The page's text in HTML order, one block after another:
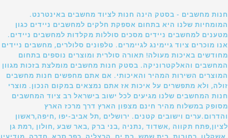
חנות מחשבים - בסטק הינה חנות לציוד מחשבים באינטרנט.
המומחיות שלנו היא בתחום אספקת חלקים למחשבים ניידים כגון
מטענים למחשבים ניידים מסכים סוללות מקלדות למחשבים ניידים.
אנו מוכרים ציוד גיימינג לגיימרים. טלפונים סלולרים, מחשבים ניידים
מחודשים באיכות מעולה! תאורה סולרית ומוצרים נוספים בתחום
המחשבים והאלקטרוניקה. בסטק חנות מחשבים מומלצת בזכות מגוון
המוצרים השירות המהיר והאיכותי. אם אתם מחפשים חנות מחשבים
זולה, ולא מתפשרים על איכות אז אתם נמצאים במקום הנכון. מוצרי
חנות המחשבים שלנו מגיעים לכל ישוב בישראל רב ציוד המחשבים
מסופק במשלוח מהיר חינם מצפון הארץ דרך מרכז הארץ
והדרום.ערים וישובים קטנים. ירושלים ,תל אביב-יפו ,חיפה,ראשון
לציון,פתח תקווה ,אשדוד ,נתניה ,בני ברק ,באר שבע ,חולון ,רמת גן